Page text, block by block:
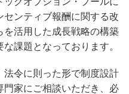
ンティブ報酬に関する改
を活用した成長戦略の構築
課題となっております。
法令に則った形で制度設計
門家にご相談いただき、必